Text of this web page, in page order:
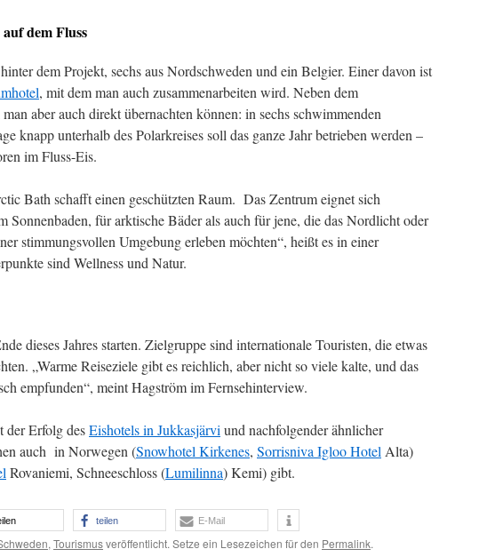
dem Fluss
dem Projekt, sechs aus Nordschweden und ein Belgier. Einer davon ist
, mit dem man auch zusammenarbeiten wird. Neben dem
aber auch direkt übernachten können: in sechs schwimmenden
knapp unterhalb des Polarkreises soll das ganze Jahr betrieben werden –
im Fluss-Eis.
Bath schafft einen geschützten Raum. Das Zentrum eignet sich
Sonnenbaden, für arktische Bäder als auch für jene, die das Nordlicht oder
stimmungsvollen Umgebung erleben möchten“, heißt es in einer
sind Wellness und Natur.
dieses Jahres starten. Zielgruppe sind internationale Touristen, die etwas
„Warme Reiseziele gibt es reichlich, aber nicht so viele kalte, und das
empfunden“, meint Hagström im Fernsehinterview.
der Erfolg desEishotels in Jukkasjärvi und nachfolgender ähnlicher
auch in Norwegen (Snowhotel Kirkenes, Sorrisniva Igloo Hotel Alta)
Rovaniemi, Schneeschloss (Lumilinna) Kemi) gibt.
teilen E-Mail
, Tourismusveröffentlicht. Setze ein Lesezeichen für den Permalink.